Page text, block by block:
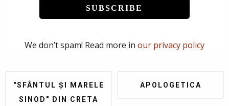
We don’t spam! Read more in our privacy policy
"SFÂNTUL ȘI MARELE
SINOD" DIN CRETA
APOLOGETICA